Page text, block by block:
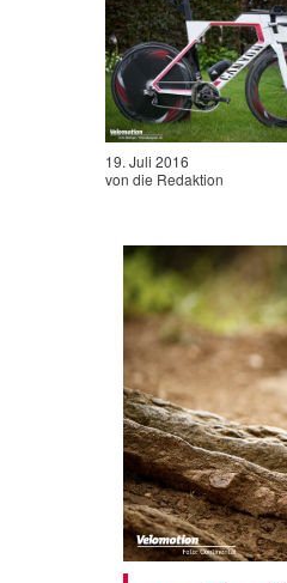
19. Juli 2016
von die Redaktion